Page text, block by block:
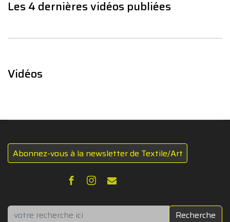
Les 4 dernières vidéos publiées
Vidéos
Abonnez-vous à la newsletter de Textile/Art
Rechercher Recherche